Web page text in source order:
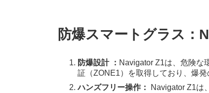
防爆スマートグラス
防爆設計 ： Navigator Z1は、危険な
証（ZONE1）を取得しており、爆
ハンズフリー操作：
Navigator Z1は